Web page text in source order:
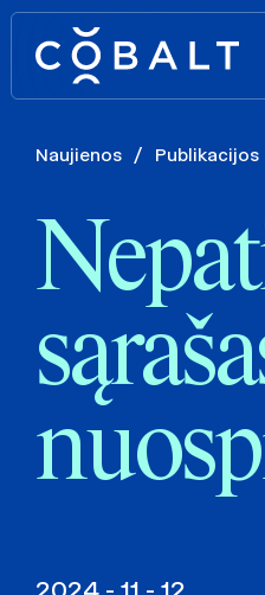
Naujienos / Publikacijos